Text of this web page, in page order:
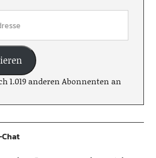
1.019 anderen Abonnenten an